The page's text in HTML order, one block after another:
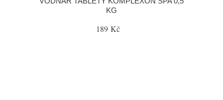
KG
189 Kč